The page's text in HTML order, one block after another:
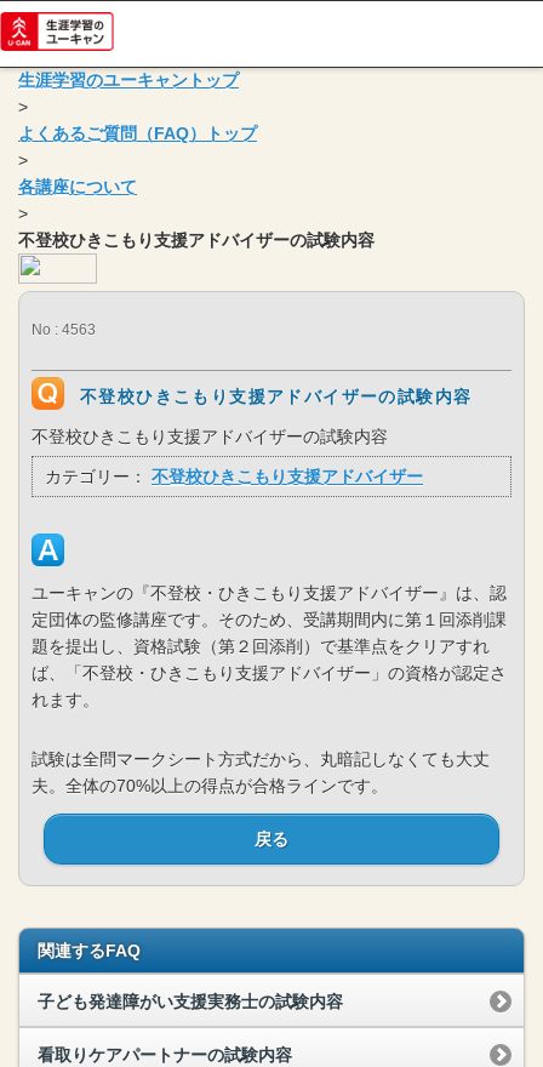
生涯学習のユーキャントップ
>
よくあるご質問（FAQ）トップ
>
各講座について
>
不登校ひきこもり支援アドバイザーの試験内容
No : 4563
不登校ひきこもり支援アドバイザーの試験内容
不登校ひきこもり支援アドバイザーの試験内容
カテゴリー： 不登校ひきこもり支援アドバイザー
ユーキャンの『不登校・ひきこもり支援アドバイザー』は、認
定団体の監修講座です。そのため、受講期間内に第１回添削課
題を提出し、資格試験（第２回添削）で基準点をクリアすれ
ば、「不登校・ひきこもり支援アドバイザー」の資格が認定さ
れます。
試験は全問マークシート方式だから、丸暗記しなくても大丈
夫。全体の70%以上の得点が合格ラインです。
戻る
関連するFAQ
子ども発達障がい支援実務士の試験内容
看取りケアパートナーの試験内容